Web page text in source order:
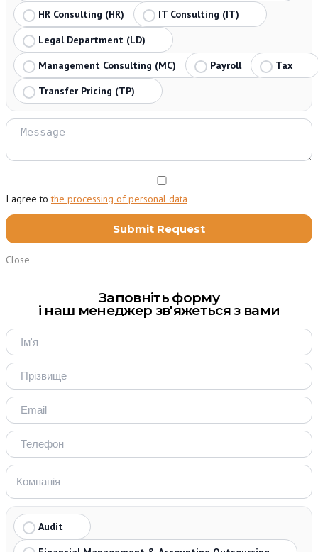
HR Consulting (HR)
IT Consulting (IT)
Legal Department (LD)
Management Consulting (MC)
Payroll
Tax
Transfer Pricing (TP)
I agree tothe processing of personal data
Close
Заповніть форму
і наш менеджер зв'яжеться з вами
Audit